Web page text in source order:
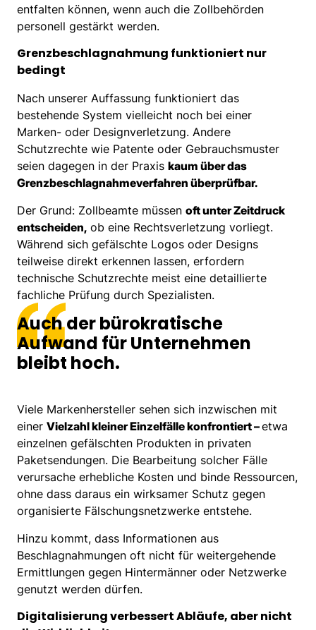
entfalten können, wenn auch die Zollbehörden
personell gestärkt werden.
Grenzbeschlagnahmung funktioniert nur
bedingt
Nach unserer Auffassung funktioniert das
bestehende System vielleicht noch bei einer
Marken- oder Designverletzung. Andere
Schutzrechte wie Patente oder Gebrauchsmuster
seien dagegen in der Praxis kaum über das
Grenzbeschlagnahmeverfahren überprüfbar.
Der Grund: Zollbeamte müssen oft unter Zeitdruck
entscheiden, ob eine Rechtsverletzung vorliegt.
Während sich gefälschte Logos oder Designs
teilweise direkt erkennen lassen, erfordern
technische Schutzrechte meist eine detaillierte
fachliche Prüfung durch Spezialisten.
Auch der bürokratische
Aufwand für Unternehmen
bleibt hoch.
Viele Markenhersteller sehen sich inzwischen mit
einer Vielzahl kleiner Einzelfälle konfrontiert –etwa
einzelnen gefälschten Produkten in privaten
Paketsendungen. Die Bearbeitung solcher Fälle
verursache erhebliche Kosten und binde Ressourcen,
ohne dass daraus ein wirksamer Schutz gegen
organisierte Fälschungsnetzwerke entstehe.
Hinzu kommt, dass Informationen aus
Beschlagnahmungen oft nicht für weitergehende
Ermittlungen gegen Hintermänner oder Netzwerke
genutzt werden dürfen.
Digitalisierung verbessert Abläufe, aber nicht